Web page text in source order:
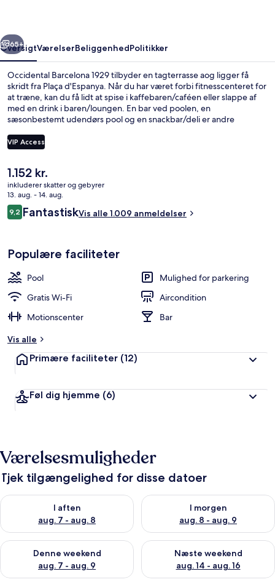
Næste
65+
OversigtVærelserBeliggenhedPolitikker
Occidental Barcelona 1929 tilbyder en tagterrasse aog ligger få
skridt fra Plaça d'Espanya. Når du har været forbi fitnesscenteret for
at træne, kan du få lidt at spise i kaffebaren/caféen eller slappe af
med en drink i baren/loungen. En bar ved poolen, en
sæsonbestemt udendørs pool og en snackbar/deli er andre
områdets seværdigheder og den korte gåtur til offentlig transport:
Placa Espanya Metrostation ligger kun få skridt derfra og Espanya
VIP Access
Den
nuværende
pris
er
1.152 kr.
1.152 kr.
inkluderer skatter og gebyrer
13. aug. - 14. aug.
Anmeldelser
9,29,2 ud af 10.
FantastiskVis alle 1.009 anmeldelser
Populære faciliteter
Pool
Mulighed for parkering
Gratis Wi-Fi
Aircondition
Motionscenter
Bar
Vis alle
Primære faciliteter (12)
Føl dig hjemme (6)
Værelsesmuligheder
Tjek tilgængelighed for disse datoer
I aften
aug. 7 - aug. 8
Tjek tilgængelighed for i aften aug. 7 - aug. 8
I morgen
aug. 8 - aug. 9
Tjek tilgængelighed for i
Denne weekend
aug. 7 - aug. 9
Tjek tilgængelighed for denne weekend aug. 7 - aug. 9
Næste weekend
aug. 14 - aug. 16
Tjek tilgængelighed for næste